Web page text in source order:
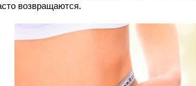
возвращаются.